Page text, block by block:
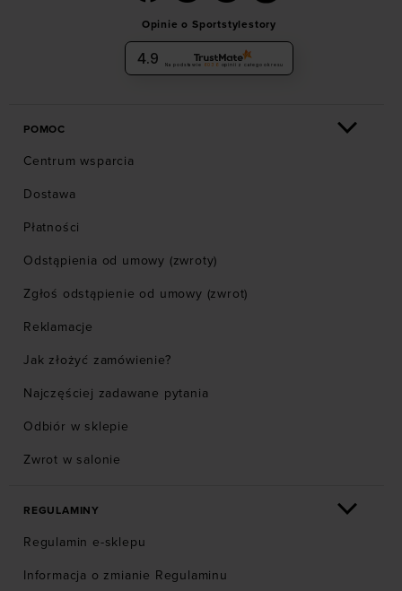
Opinie o Sportstylestory
4.9 Na podstawie 6036 opinii z całego okresu
POMOC
Centrum wsparcia
Dostawa
Płatności
Odstąpienia od umowy (zwroty)
Zgłoś odstąpienie od umowy (zwrot)
Reklamacje
Jak złożyć zamówienie?
Najczęściej zadawane pytania
Odbiór w sklepie
Zwrot w salonie
REGULAMINY
Regulamin e-sklepu
Informacja o zmianie Regulaminu